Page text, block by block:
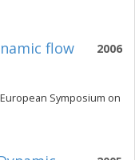
2006
flow
Symposium on